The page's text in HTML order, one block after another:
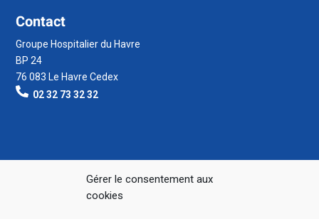
Gérer le consentement aux
cookies
Contact
Groupe Hospitalier du Havre
BP 24
76 083 Le Havre Cedex
02 32 73 32 32